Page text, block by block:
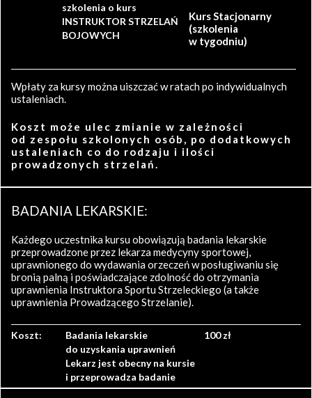
szkolenia o kurs
INSTRUKTOR STRZELAŃ
BOJOWYCH
Kurs Stacjonarny
(szkolenia
w tygodniu)
Wpłaty za kursy można uiszczać w ratach po indywidualnych
ustaleniach.
Koszt może ulec zmianie w zależności
od zespołu szkolonych osób, po dodatkowych
ustaleniach co do rodzaju i ilości
prowadzonych strzelań.
BADANIA LEKARSKIE:
Każdego uczestnika kursu obowiązują badania lekarskie
przeprowadzone przez lekarza medycyny sportowej,
uprawnionego do wydawania orzeczeń w posługiwaniu się
bronią palną i poświadczające zdolność do otrzymania
uprawnienia Instruktora Sportu Strzeleckiego (a także
uprawnienia Prowadzącego Strzelanie).
Koszt:
Badania lekarskie
do uzyskania uprawnień
Lekarz jest obecny na kursie
i przeprowadza badanie
100 zł